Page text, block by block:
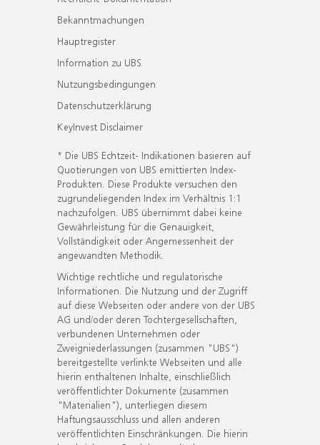
Bekanntmachungen
Hauptregister
Information zu UBS
Nutzungsbedingungen
Datenschutzerklärung
KeyInvest Disclaimer
* Die UBS Echtzeit- Indikationen basieren auf
Quotierungen von UBS emittierten Index-
Produkten. Diese Produkte versuchen den
zugrundeliegenden Index im Verhältnis 1:1
nachzufolgen. UBS übernimmt dabei keine
Gewährleistung für die Genauigkeit,
Vollständigkeit oder Angemessenheit der
angewandten Methodik.
Wichtige rechtliche und regulatorische
Informationen. Die Nutzung und der Zugriff
auf diese Webseiten oder andere von der UBS
AG und/oder deren Tochtergesellschaften,
verbundenen Unternehmen oder
Zweigniederlassungen (zusammen "UBS")
bereitgestellte verlinkte Webseiten und alle
hierin enthaltenen Inhalte, einschließlich
veröffentlichter Dokumente (zusammen
"Materialien"), unterliegen diesem
Haftungsausschluss und allen anderen
veröffentlichten Einschränkungen. Die hierin